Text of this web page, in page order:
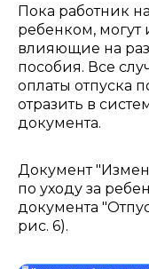
Пока работник
ребенком, могут
влияющие на
пособия. Все
оплаты отпуска
отразить в
документа.
Документ
по уходу за
документа
рис. 6).